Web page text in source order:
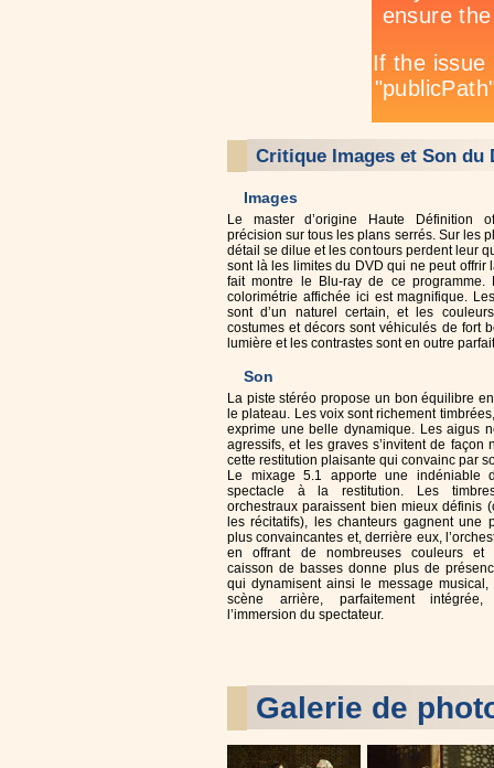
Critique Images et Son du
Images
Le master d’origine Haute Définition
précision sur tous les plans serrés. Sur les
détail se dilue et les contours perdent leur
sont là les limites du DVD qui ne peut offrir
fait montre le Blu-ray de ce programme.
colorimétrie affichée ici est magnifique.
sont d’un naturel certain, et les
costumes et décors sont véhiculés de fort
lumière et les contrastes sont en outre
Son
La piste stéréo propose un bon équilibre
le plateau. Les voix sont richement
exprime une belle dynamique. Les aigus
agressifs, et les graves s’invitent de façon
cette restitution plaisante qui convainc par
Le mixage 5.1 apporte une indéniable
spectacle à la restitution. Les
orchestraux paraissent bien mieux définis
les récitatifs), les chanteurs gagnent une
plus convaincantes et, derrière eux,
en offrant de nombreuses couleurs et
caisson de basses donne plus de
qui dynamisent ainsi le message
scène arrière, parfaitement
l’immersion du spectateur.
Galerie de